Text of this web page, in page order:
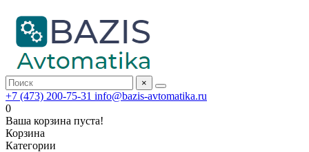
×
+7 (473) 200-75-31 info@bazis-avtomatika.ru
0
Ваша корзина пуста!
Корзина
Категории